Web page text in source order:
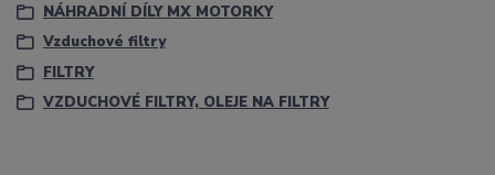
NÁHRADNÍ DÍLY MX MOTORKY
Vzduchové filtry
FILTRY
VZDUCHOVÉ FILTRY, OLEJE NA FILTRY